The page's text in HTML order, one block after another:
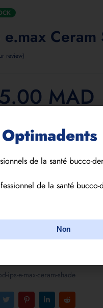
e.max Ceram
review
MAD
ips-e-max-ceram-shade
de la santé bucco-
de la santé bucco-
Non